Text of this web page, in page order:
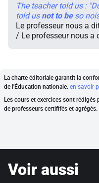
The teacher told us :
told us not to beso
Le professeur nous a
/ Le professeur nous a
La charte éditoriale garantit la
de l'Éducation nationale. en savoir
Les cours et exercices sont rédigés
de professeurs certififés et agrégés.
Voir aussi